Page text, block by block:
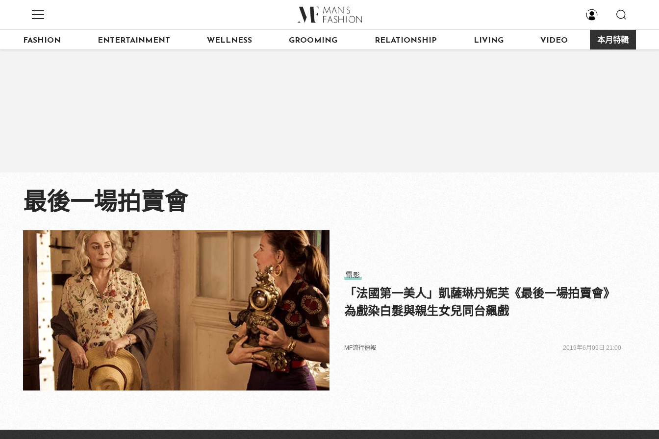
FASHION ENTERTAINMENT WELLNESS GROOMING RELATIONSHIP LIVING VIDEO 本月特輯
最後一場拍賣會
電影
「法國第一美人」凱薩琳丹妮芙《最後一場拍賣會》
為戲染白髮與親生女兒同台飆戲
MF流行速報 2019年6月09日 21:00